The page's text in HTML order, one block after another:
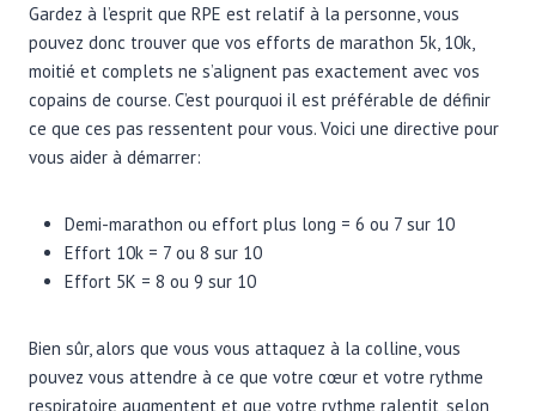
Gardez à l’esprit que RPE est relatif à la personne, vous
pouvez donc trouver que vos efforts de marathon 5k, 10k,
moitié et complets ne s’alignent pas exactement avec vos
copains de course. C’est pourquoi il est préférable de définir
ce que ces pas ressentent pour vous. Voici une directive pour
vous aider à démarrer:
Demi-marathon ou effort plus long = 6 ou 7 sur 10
Effort 10k = 7 ou 8 sur 10
Effort 5K = 8 ou 9 sur 10
Bien sûr, alors que vous vous attaquez à la colline, vous
pouvez vous attendre à ce que votre cœur et votre rythme
respiratoire augmentent et que votre rythme ralentit, selon